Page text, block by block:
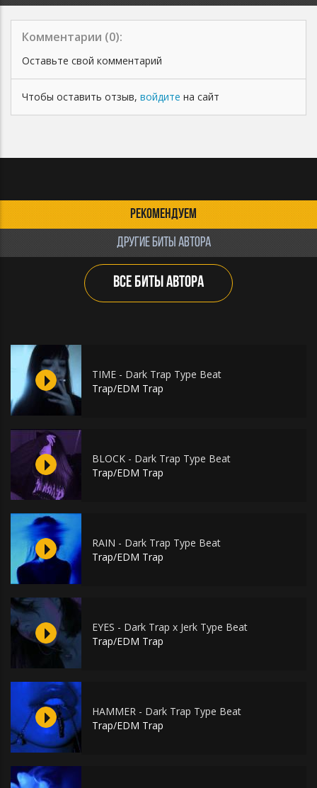
Комментарии (0):
Оставьте свой комментарий
Чтобы оставить отзыв, войдите на сайт
РЕКОМЕНДУЕМ
ДРУГИЕ БИТЫ АВТОРА
ВСЕ БИТЫ АВТОРА
TIME - Dark Trap Type Beat
Trap/EDM Trap
BLOCK - Dark Trap Type Beat
Trap/EDM Trap
RAIN - Dark Trap Type Beat
Trap/EDM Trap
EYES - Dark Trap x Jerk Type Beat
Trap/EDM Trap
HAMMER - Dark Trap Type Beat
Trap/EDM Trap